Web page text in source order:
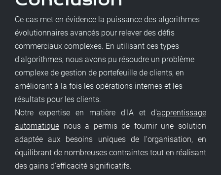
Ce cas met en évidence la puissance des algorithmes
évolutionnaires avancés pour relever des défis
commerciaux complexes. En utilisant ces types
d'algorithmes, nous avons pu résoudre un problème
complexe de gestion de portefeuille de clients, en
améliorant à la fois les opérations internes et les
résultats pour les clients.
Notre expertise en matière d'IA et d'apprentissage
automatique nous a permis de fournir une solution
adaptée aux besoins uniques de l'organisation, en
équilibrant de nombreuses contraintes tout en réalisant
des gains d'efficacité significatifs.